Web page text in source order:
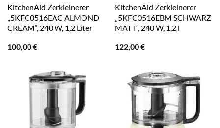
KitchenAid Zerkleinerer
„5KFC0516EAC ALMOND
CREAM“, 240 W, 1,2 Liter
100,00€
KitchenAid Zerkleinerer
„5KFC0516EBM SCHWARZ
MATT“, 240 W, 1,2 l
122,00€